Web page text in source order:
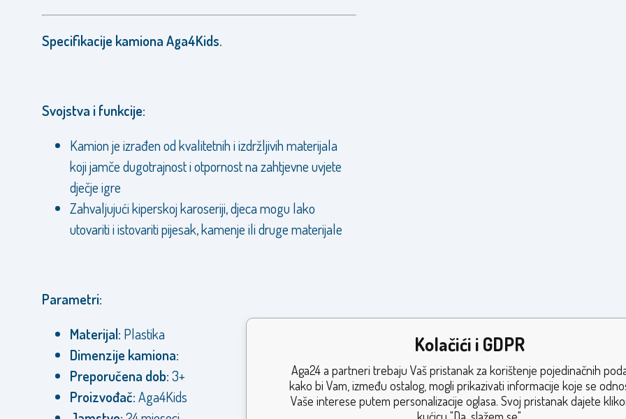
Specifikacije kamiona Aga4Kids.
Svojstva i funkcije:
Kamion je izrađen od kvalitetnih i izdržljivih materijala
koji jamče dugotrajnost i otpornost na zahtjevne uvjete
dječje igre
Zahvaljujući kiperskoj karoseriji, djeca mogu lako
utovariti i istovariti pijesak, kamenje ili druge materijale
Parametri:
Materijal: Plastika
Dimenzije kamiona:
Preporučena dob:3+
Proizvođač:Aga4Kids
Kolačići i GDPR
Aga24 a partneri trebaju Vaš pristanak za korištenje pojedinačnih
kako bi Vam, između ostalog, mogli prikazivati informacije koje se
Vaše interese putem personalizacije oglasa. Svoj pristanak dajete